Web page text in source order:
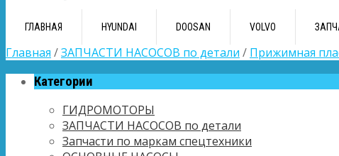
ГЛАВНАЯ HYUNDAI DOOSAN VOLVO
Главная /ЗАПЧАСТИ НАСОСОВ по детали / Прижимная
Категории
ГИДРОМОТОРЫ
ЗАПЧАСТИ НАСОСОВ по детали
Запчасти по маркам спецтехники